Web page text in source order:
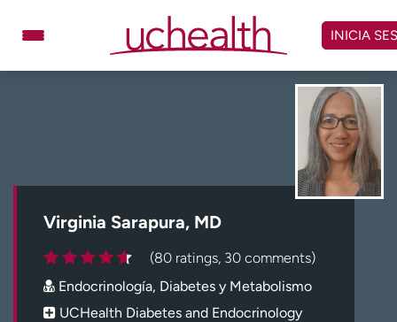
contenido
Facturación y precios
Carreras
Inicie sesión en My Health Connection
INICIA
Virginia Sarapura, MD
(80 ratings, 30 comments)
Endocrinología, Diabetes y Metabolismo
UCHealth Diabetes and Endocrinology